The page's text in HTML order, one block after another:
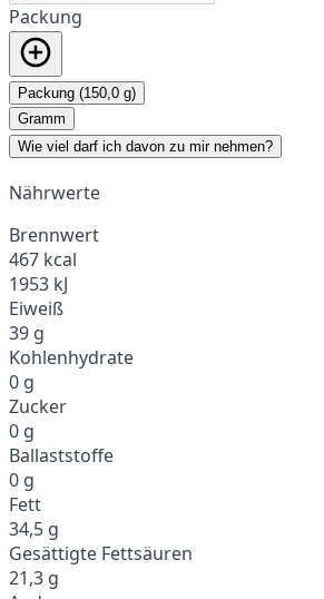
Packung
Packung (150,0 g)
Gramm
Wie viel darf ich davon zu mir nehmen?
Nährwerte
Brennwert
467 kcal
1953 kJ
Eiweiß
39 g
Kohlenhydrate
0 g
Zucker
0 g
Ballaststoffe
0 g
Fett
34,5 g
Gesättigte Fettsäuren
21,3 g